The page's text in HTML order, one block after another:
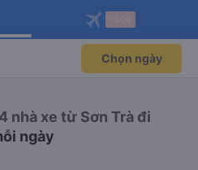
ngay!
viên độc
Mở app
vé máy bay qua
Mở app
Chọn ngày
nhà xe từ Sơn Trà đi
ngày